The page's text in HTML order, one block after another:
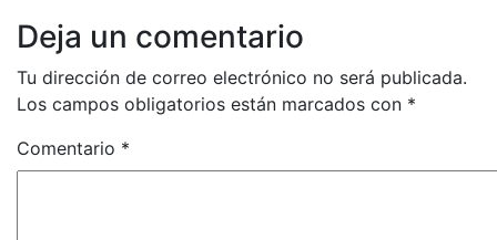
Deja un comentario
Tu dirección de correo electrónico no será publicada.
Los campos obligatorios están marcados con *
Comentario *